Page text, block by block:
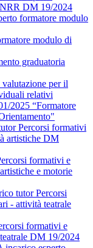
DM 19/2024
formatore modulo
modulo di
graduatoria
per il
relativi
2025 “Formatore
Percorsi formativi
artistiche DM
formativi e
e motorie
tutor Percorsi
- attività teatrale
formativi e
DM 19/2024